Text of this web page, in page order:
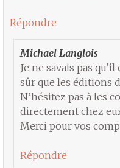
Répondre
Michael Langlois
Je ne savais pas
sûr que les éditions
N’hésitez pas à les
directement chez
Merci pour vos
Répondre